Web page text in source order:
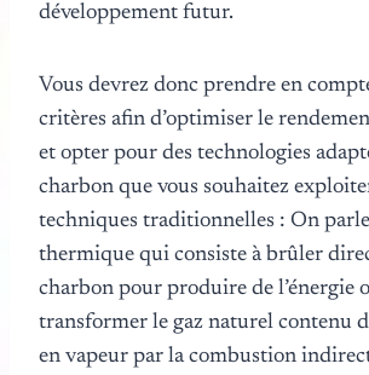
développement futur.
Vous devrez donc prendre en
critères afin d’optimiser le
et opter pour des technologies
charbon que vous souhaitez
techniques traditionnelles : On
thermique qui consiste à brûler
charbon pour produire de l’énergie
transformer le gaz naturel contenu
en vapeur par la combustion